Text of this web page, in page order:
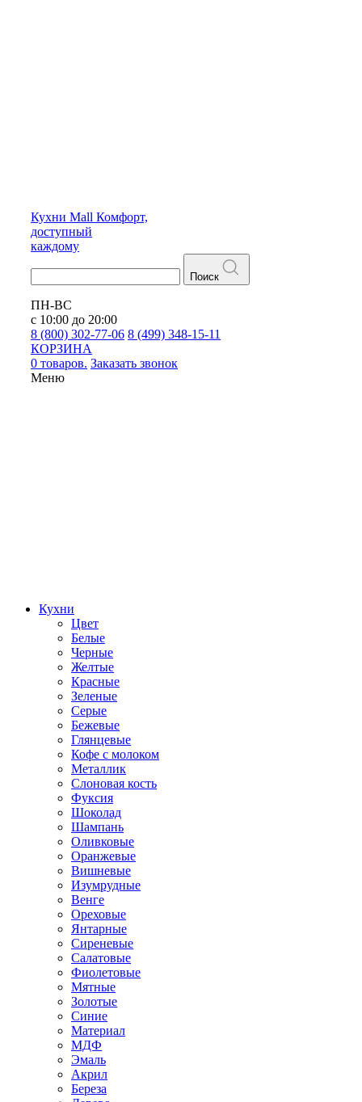
Кухни Mall Комфорт,
доступный
каждому
Поиск
ПН-ВС
с 10:00 до 20:00
8 (800) 302-77-06 8 (499) 348-15-11
КОРЗИНА
0 товаров. Заказать звонок
Меню
Кухни
Цвет
Белые
Черные
Желтые
Красные
Зеленые
Серые
Бежевые
Глянцевые
Кофе с молоком
Металлик
Слоновая кость
Фуксия
Шоколад
Шампань
Оливковые
Оранжевые
Вишневые
Изумрудные
Венге
Ореховые
Янтарные
Сиреневые
Салатовые
Фиолетовые
Мятные
Золотые
Синие
Материал
МДФ
Эмаль
Акрил
Береза